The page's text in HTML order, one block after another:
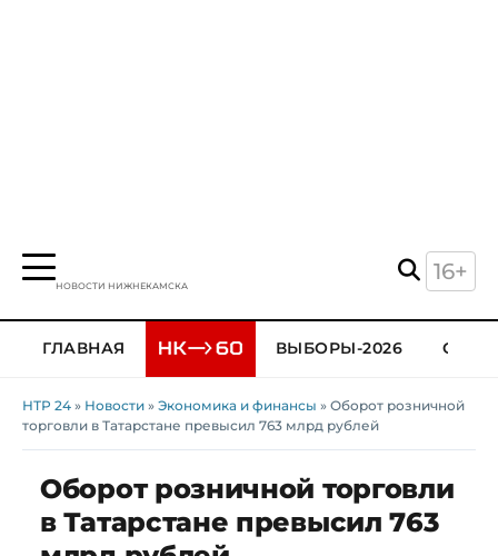
НОВОСТИ НИЖНЕКАМСКА
16+
ГЛАВНАЯ ВЫБОРЫ-2026
НТР 24 » Новости » Экономика и финансы » Оборот розничной
торговли в Татарстане превысил 763 млрд рублей
Оборот розничной торговли
в Татарстане превысил 763